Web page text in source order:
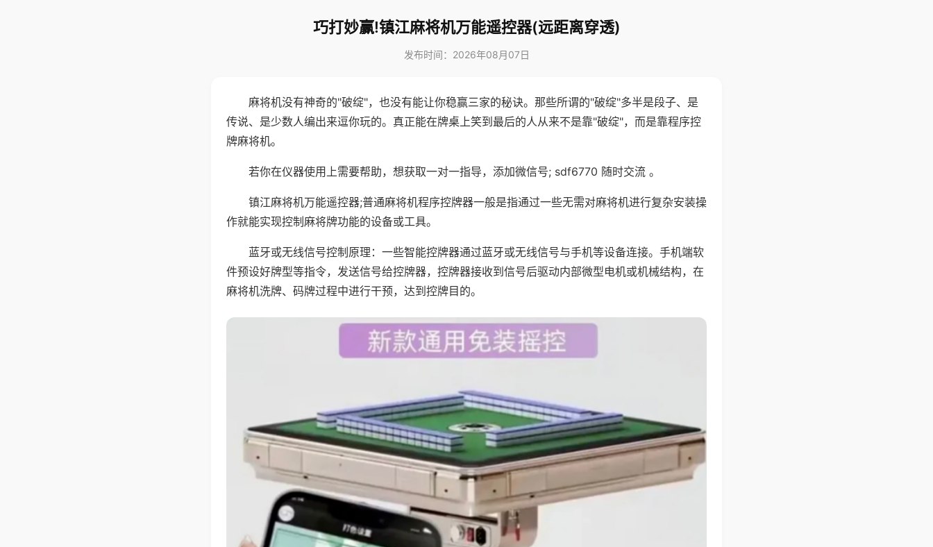
巧打妙赢!镇江麻将机万能遥控器(远距离穿透)
发布时间：2026年08月07日
麻将机没有神奇的"破绽"，也没有能让你稳赢三家的秘诀。那些所谓的"破绽"多半是段子、是
传说、是少数人编出来逗你玩的。真正能在牌桌上笑到最后的人从来不是靠"破绽"，而是靠程序控
牌麻将机。
若你在仪器使用上需要帮助，想获取一对一指导，添加微信号; sdf6770 随时交流 。
镇江麻将机万能遥控器;普通麻将机程序控牌器一般是指通过一些无需对麻将机进行复杂安装操
作就能实现控制麻将牌功能的设备或工具。
蓝牙或无线信号控制原理：一些智能控牌器通过蓝牙或无线信号与手机等设备连接。手机端软
件预设好牌型等指令，发送信号给控牌器，控牌器接收到信号后驱动内部微型电机或机械结构，在
麻将机洗牌、码牌过程中进行干预，达到控牌目的。